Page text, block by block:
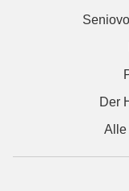
Der
Alle